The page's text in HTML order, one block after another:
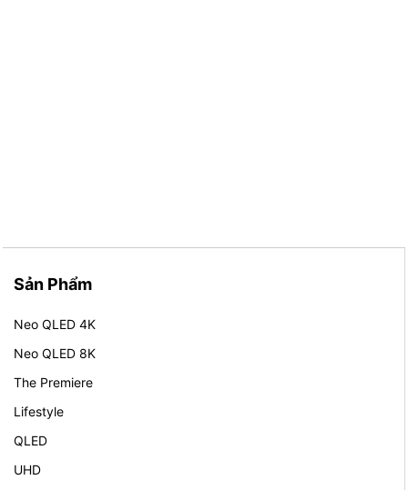
Sản Phẩm
Neo QLED 4K
Neo QLED 8K
The Premiere
Lifestyle
QLED
UHD